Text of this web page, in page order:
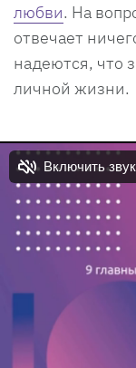
любви. На
отвечает
надеются, что
личной жизни.